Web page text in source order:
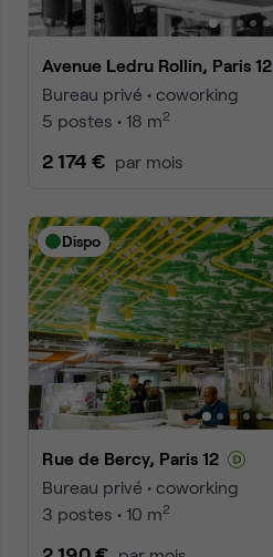
Avenue Ledru Rollin, Paris 12
Bureau privé • coworking
5 postes • 18 m2
2 174 € par mois
Dispo
Rue de Bercy, Paris 12
Bureau privé • coworking
3 postes • 10 m2